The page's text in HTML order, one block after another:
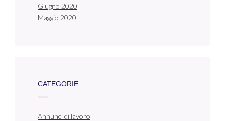
Giugno 2020
Maggio 2020
CATEGORIE
Annunci di lavoro